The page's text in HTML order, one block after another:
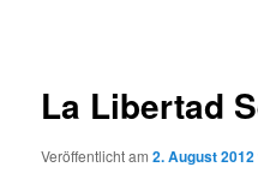
La Libertad
Veröffentlicht am2. August 2012